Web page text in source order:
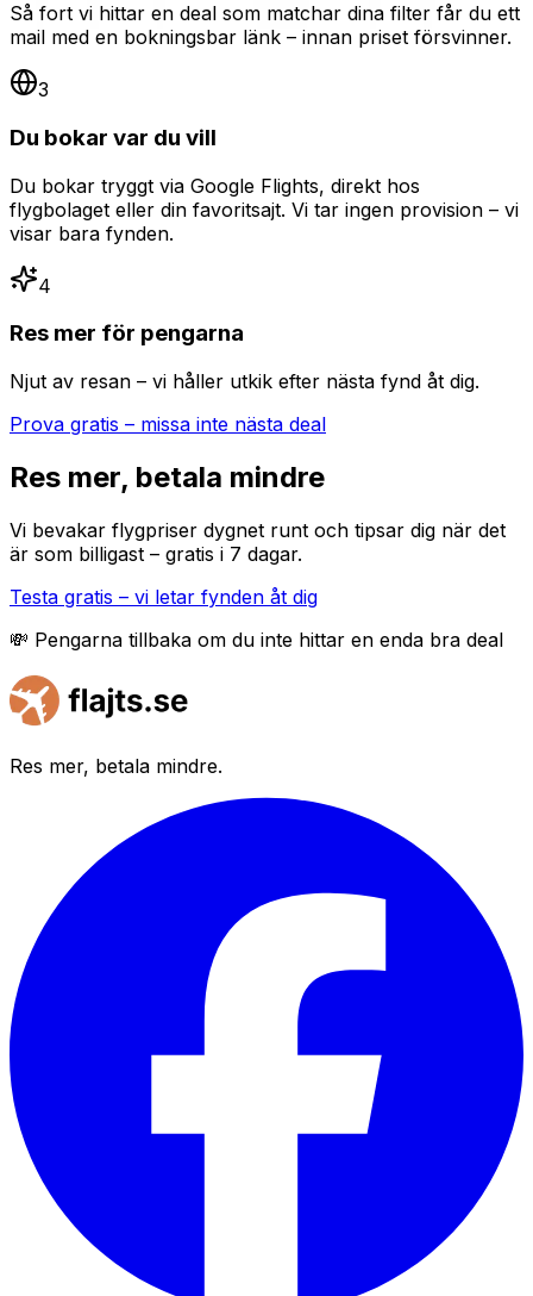
Så fort vi hittar en deal som matchar dina filter får du ett
mail med en bokningsbar länk – innan priset försvinner.
3
Du bokar var du vill
Du bokar tryggt via Google Flights, direkt hos
flygbolaget eller din favoritsajt. Vi tar ingen provision – vi
visar bara fynden.
4
Res mer för pengarna
Njut av resan – vi håller utkik efter nästa fynd åt dig.
Prova gratis – missa inte nästa deal
Res mer, betala mindre
Vi bevakar flygpriser dygnet runt och tipsar dig när det
är som billigast – gratis i 7 dagar.
Testa gratis – vi letar fynden åt dig
💸 Pengarna tillbaka om du inte hittar en enda bra deal
Res mer, betala mindre.